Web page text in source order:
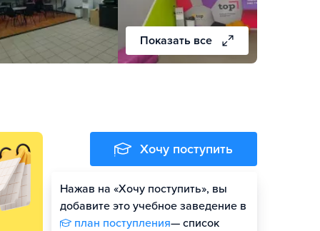
Показать все
Хочу поступить
Нажав на «Хочу поступить», вы
добавите это учебное заведение в
план поступления— список